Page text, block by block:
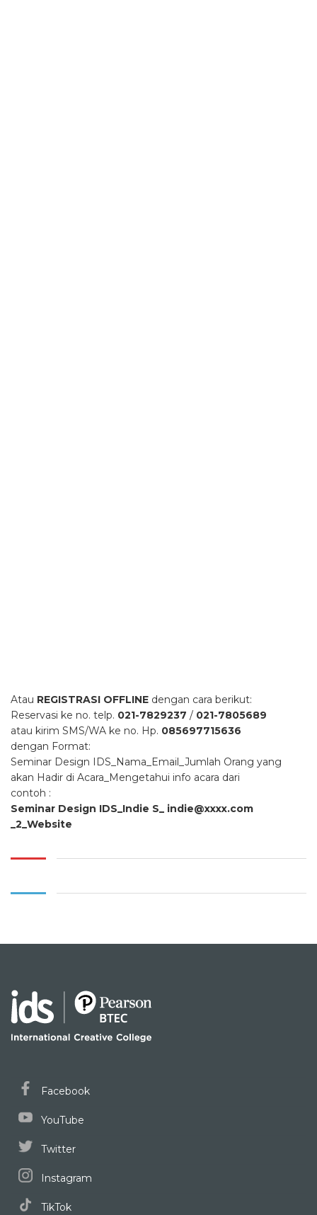
Atau REGISTRASI OFFLINE dengan cara berikut:
Reservasi ke no. telp. 021-7829237 / 021-7805689
atau kirim SMS/WA ke no. Hp. 085697715636
dengan Format:
Seminar Design IDS_Nama_Email_Jumlah Orang yang
akan Hadir di Acara_Mengetahui info acara dari
contoh :
Seminar Design IDS_Indie S_ indie@xxxx.com
_2_Website
Facebook
YouTube
Twitter
Instagram
TikTok